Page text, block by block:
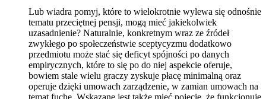
Lub wiadra pomyj, które to wielokrotnie wylewa się odnośnie
tematu przeciętnej pensji, mogą mieć jakiekolwiek
uzasadnienie? Naturalnie, konkretnym wraz ze źródeł
zwykłego po społeczeństwie sceptycyzmu dodatkowo
przedmiotu może stać się deficyt spójności po danych
empirycznych, które to się po do niej aspekcie oferuje,
bowiem stale wielu graczy zyskuje płacę minimalną oraz
operuje dzięki umowach zarządzenie, w zamian umowach na